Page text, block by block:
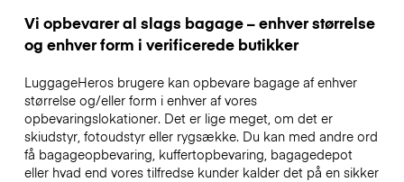
Vi opbevarer al slags bagage – enhver størrelse
og enhver form i verificerede butikker
LuggageHeros brugere kan opbevare bagage af enhver
størrelse og/eller form i enhver af vores
opbevaringslokationer. Det er lige meget, om det er
skiudstyr, fotoudstyr eller rygsække. Du kan med andre ord
få bagageopbevaring, kuffertopbevaring, bagagedepot
eller hvad end vores tilfredse kunder kalder det på en sikker